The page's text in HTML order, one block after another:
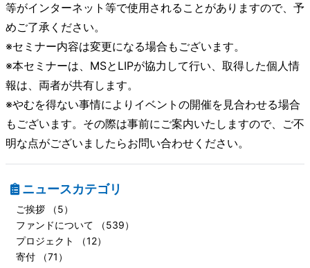
等がインターネット等で使用されることがありますので、予
めご了承ください。
※セミナー内容は変更になる場合もございます。
※本セミナーは、MSとLIPが協力して行い、取得した個人情
報は、両者が共有します。
※やむを得ない事情によりイベントの開催を見合わせる場合
もございます。その際は事前にご案内いたしますので、ご不
明な点がございましたらお問い合わせください。
ニュースカテゴリ
ご挨拶 （5）
ファンドについて （539）
プロジェクト （12）
寄付 （71）